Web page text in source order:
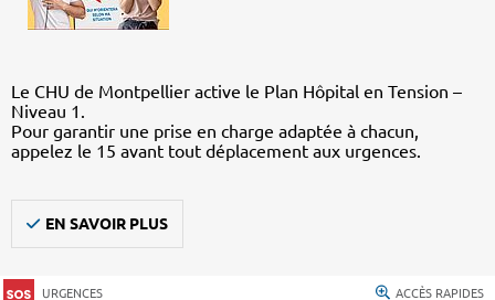
Le CHU de Montpellier active le Plan Hôpital en Tension –
Niveau 1.
Pour garantir une prise en charge adaptée à chacun,
appelez le 15 avant tout déplacement aux urgences.
EN SAVOIR PLUS
URGENCES ACCÈS RAPIDES